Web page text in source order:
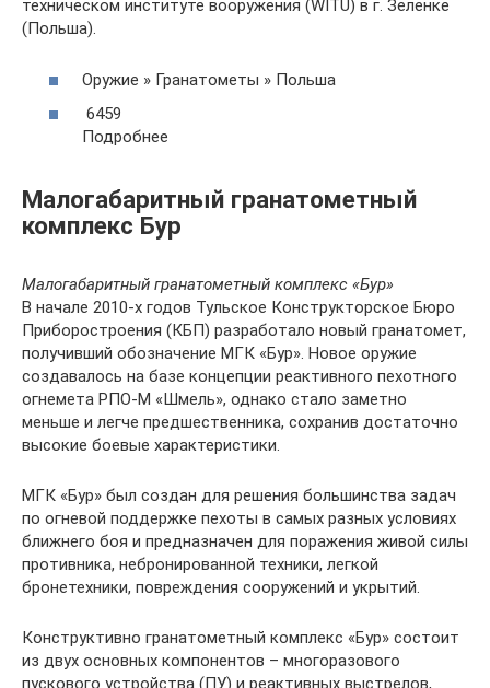
техническом институте вооружения (WITU) в г. Зеленке
(Польша).
Оружие » Гранатометы » Польша
6459
Подробнее
Малогабаритный гранатометный
комплекс Бур
Малогабаритный гранатометный комплекс «Бур»
В начале 2010-х годов Тульское Конструкторское Бюро
Приборостроения (КБП) разработало новый гранатомет,
получивший обозначение МГК «Бур». Новое оружие
создавалось на базе концепции реактивного пехотного
огнемета РПО-М «Шмель», однако стало заметно
меньше и легче предшественника, сохранив достаточно
высокие боевые характеристики.
МГК «Бур» был создан для решения большинства задач
по огневой поддержке пехоты в самых разных условиях
ближнего боя и предназначен для поражения живой силы
противника, небронированной техники, легкой
бронетехники, повреждения сооружений и укрытий.
Конструктивно гранатометный комплекс «Бур» состоит
из двух основных компонентов – многоразового
пускового устройства (ПУ) и реактивных выстрелов,